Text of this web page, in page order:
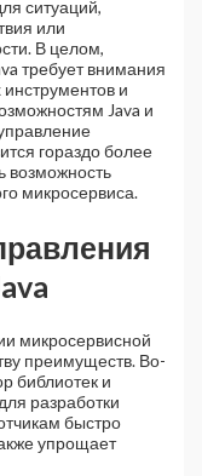
ситуаций,
или
В целом,
требует внимания
и
Java и
гораздо более
микросервиса.
микросервисной
преимуществ. Во-
библиотек и
разработки
быстро
упрощает